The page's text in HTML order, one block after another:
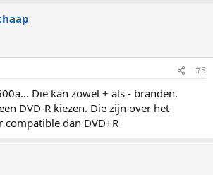
#5
Die kan zowel + als - branden.
DVD-R kiezen. Die zijn over het
compatible dan DVD+R